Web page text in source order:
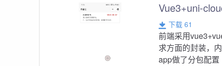
Vue3+uni-
下载 61
前端采用
求方面的封装，
app做了分包配置